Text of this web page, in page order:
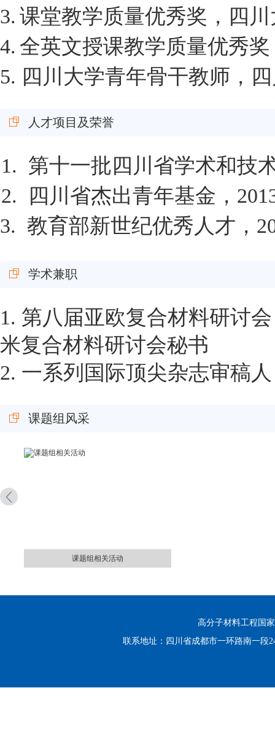
3. 课堂教学质量优秀奖，四
4. 全英文授课教学质量优秀
5. 四川大学青年骨干教师，
人才项目及荣誉
1. 第十一批四川省学术和技
2.
四川省杰出青年基金，
3. 教育部新世纪优秀人才，
学术兼职
1. 第八届亚欧复合材料研讨
米复合材料研讨会秘书
2. 一系列国际顶尖杂志审稿人
课题组风采
课题组相关活动
高分子材料工程国
联系地址：四川省成都市一环路南一段